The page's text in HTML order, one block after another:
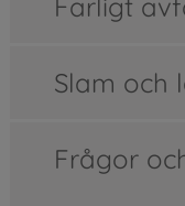
Slam och
Frågor